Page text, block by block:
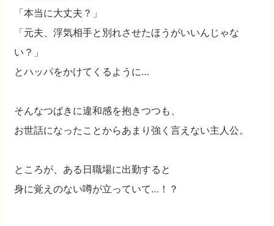
「本当に大丈夫？」
「元夫、浮気相手と別れさせたほうがいいんじゃな
い？」
とハッパをかけてくるように…
そんなつばきに違和感を抱きつつも、
お世話になったことからあまり強く言えない主人公。
ところが、ある日職場に出勤すると
身に覚えのない噂が立っていて…！？